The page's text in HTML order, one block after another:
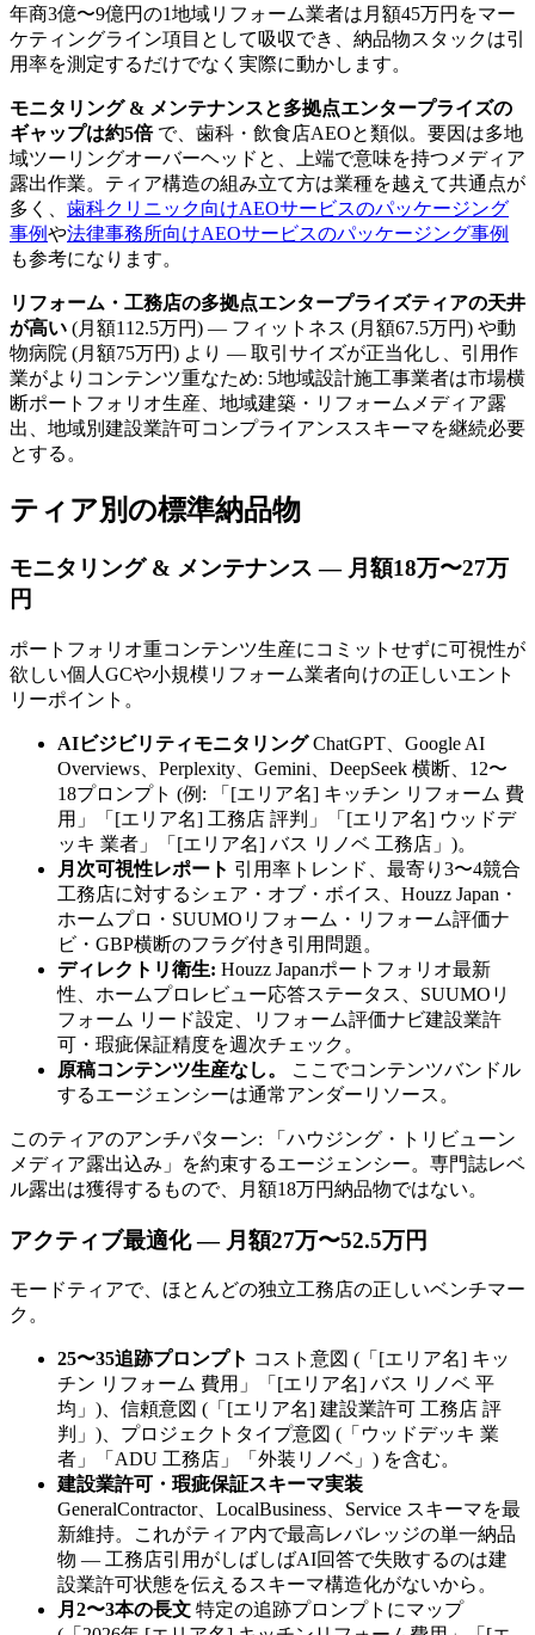
年商3億〜9億円の1地域リフォーム業者は月額45万円をマー
ケティングライン項目として吸収でき、納品物スタックは引
用率を測定するだけでなく実際に動かします。
モニタリング & メンテナンスと多拠点エンタープライズの
ギャップは約5倍で、歯科・飲食店AEOと類似。要因は多地
域ツーリングオーバーヘッドと、上端で意味を持つメディア
露出作業。ティア構造の組み立て方は業種を越えて共通点が
多く、 歯科クリニック向けAEOサービスのパッケージング
事例や法律事務所向けAEOサービスのパッケージング事例
も参考になります。
リフォーム・工務店の多拠点エンタープライズティアの天井
が高い (月額112.5万円) — フィットネス (月額67.5万円) や動
物病院 (月額75万円) より — 取引サイズが正当化し、引用作
業がよりコンテンツ重なため: 5地域設計施工事業者は市場横
断ポートフォリオ生産、地域建築・リフォームメディア露
出、地域別建設業許可コンプライアンススキーマを継続必要
とする。
ティア別の標準納品物
モニタリング & メンテナンス — 月額18万〜27万
円
ポートフォリオ重コンテンツ生産にコミットせずに可視性が
欲しい個人GCや小規模リフォーム業者向けの正しいエント
リーポイント。
AIビジビリティモニタリングChatGPT、Google AI
Overviews、Perplexity、Gemini、DeepSeek 横断、12〜
18プロンプト (例: 「[エリア名] キッチン リフォーム 費
用」「[エリア名] 工務店 評判」「[エリア名] ウッドデ
ッキ 業者」「[エリア名] バス リノベ 工務店」)。
月次可視性レポート 引用率トレンド、最寄り3〜4競合
工務店に対するシェア・オブ・ボイス、Houzz Japan・
ホームプロ・SUUMOリフォーム・リフォーム評価ナ
ビ・GBP横断のフラグ付き引用問題。
ディレクトリ衛生: Houzz Japanポートフォリオ最新
性、ホームプロレビュー応答ステータス、SUUMOリ
フォーム リード設定、リフォーム評価ナビ建設業許
可・瑕疵保証精度を週次チェック。
原稿コンテンツ生産なし。
ここでコンテンツバンドル
するエージェンシーは通常アンダーリソース。
このティアのアンチパターン: 「ハウジング・トリビューン
メディア露出込み」を約束するエージェンシー。専門誌レベ
ル露出は獲得するもので、月額18万円納品物ではない。
アクティブ最適化 — 月額27万〜52.5万円
モードティアで、ほとんどの独立工務店の正しいベンチマー
ク。
25〜35追跡プロンプト コスト意図 (「[エリア名] キッ
チン リフォーム 費用」「[エリア名] バス リノベ 平
均」)、信頼意図 (「[エリア名] 建設業許可 工務店 評
判」)、プロジェクトタイプ意図 (「ウッドデッキ 業
者」「ADU 工務店」「外装リノベ」) を含む。
建設業許可・瑕疵保証スキーマ実装
GeneralContractor、LocalBusiness、Service スキーマを最
新維持。これがティア内で最高レバレッジの単一納品
物 — 工務店引用がしばしばAI回答で失敗するのは建
設業許可状態を伝えるスキーマ構造化がないから。
月2〜3本の長文 特定の追跡プロンプトにマップ